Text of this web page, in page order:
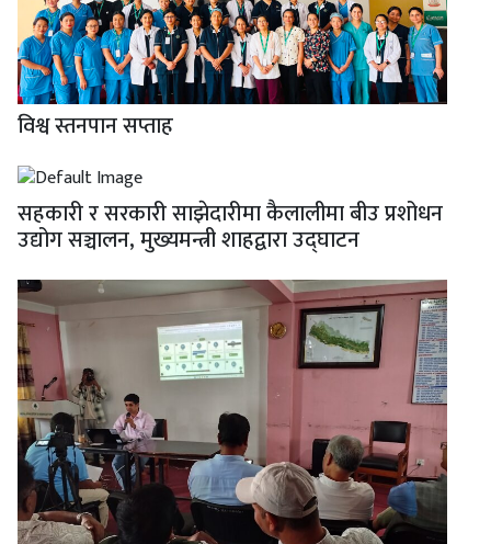
विश्व स्तनपान सप्ताह
सहकारी र सरकारी साझेदारीमा कैलालीमा बीउ प्रशोधन
उद्योग सञ्चालन, मुख्यमन्त्री शाहद्वारा उद्घाटन